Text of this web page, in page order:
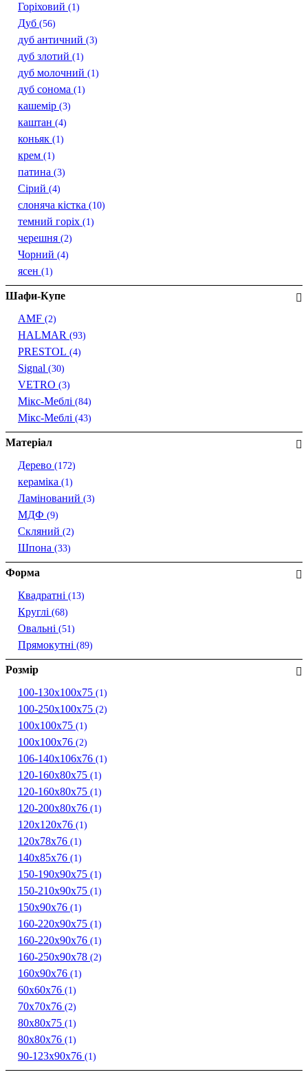
Горіховий (1)
Дуб (56)
дуб античний (3)
дуб злотий (1)
дуб молочний (1)
дуб сонома (1)
кашемір (3)
каштан (4)
коньяк (1)
крем (1)
патина (3)
Сірий (4)
слоняча кістка (10)
темний горіх (1)
черешня (2)
Чорний (4)
ясен (1)
Шафи-Купе
AMF (2)
HALMAR (93)
PRESTOL (4)
Signal (30)
VETRO (3)
Мікс-Меблі (84)
Мікс-Меблі (43)
Матеріал
Дерево (172)
кераміка (1)
Ламінований (3)
МДФ (9)
Скляний (2)
Шпона (33)
Форма
Квадратні (13)
Круглі (68)
Овальні (51)
Прямокутні (89)
Розмір
100-130х100х75 (1)
100-250х100х75 (2)
100х100х75 (1)
100х100х76 (2)
106-140х106х76 (1)
120-160x80x75 (1)
120-160х80х75 (1)
120-200х80х76 (1)
120х120х76 (1)
120х78х76 (1)
140х85х76 (1)
150-190х90х75 (1)
150-210х90х75 (1)
150х90х76 (1)
160-220х90х75 (1)
160-220х90х76 (1)
160-250х90х78 (2)
160х90х76 (1)
60х60х76 (1)
70x70x76 (2)
80х80х75 (1)
80х80х76 (1)
90-123х90х76 (1)